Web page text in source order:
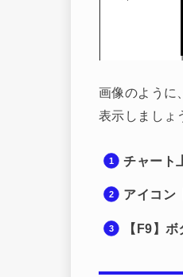
画像のように
表示しましょ
チャート
アイコン
【F9】